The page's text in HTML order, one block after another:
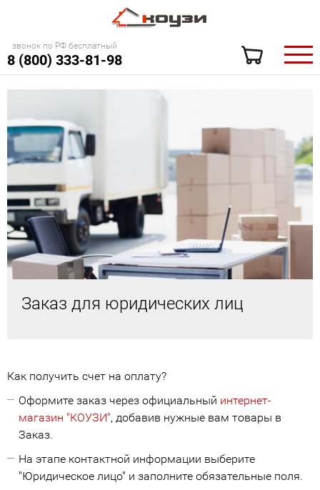
звонок по РФ бесплатный
8 (800) 333-81-98
Заказ для юридических лиц
Как получить счет на оплату?
Оформите заказ через официальный интернет-
магазин "КОУЗИ", добавив нужные вам товары в
Заказ.
На этапе контактной информации выберите
"Юридическое лицо" и заполните обязательные поля.